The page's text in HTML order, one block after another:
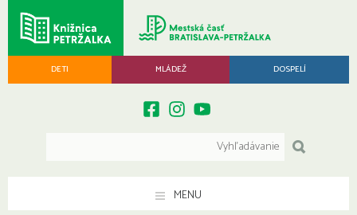
DETI MLÁDEŽ DOSPELÍ
MENU